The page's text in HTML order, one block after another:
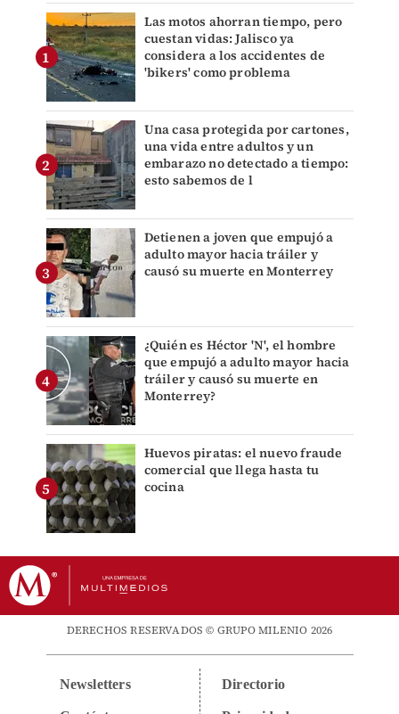
Las motos ahorran tiempo, pero
cuestan vidas: Jalisco ya
considera a los accidentes de
'bikers' como problema
Una casa protegida por cartones,
una vida entre adultos y un
embarazo no detectado a tiempo:
esto sabemos de l
Detienen a joven que empujó a
adulto mayor hacia tráiler y
causó su muerte en Monterrey
¿Quién es Héctor 'N', el hombre
que empujó a adulto mayor hacia
tráiler y causó su muerte en
Monterrey?
Huevos piratas: el nuevo fraude
comercial que llega hasta tu
cocina
DERECHOS RESERVADOS © GRUPO MILENIO 2026
Newsletters Directorio